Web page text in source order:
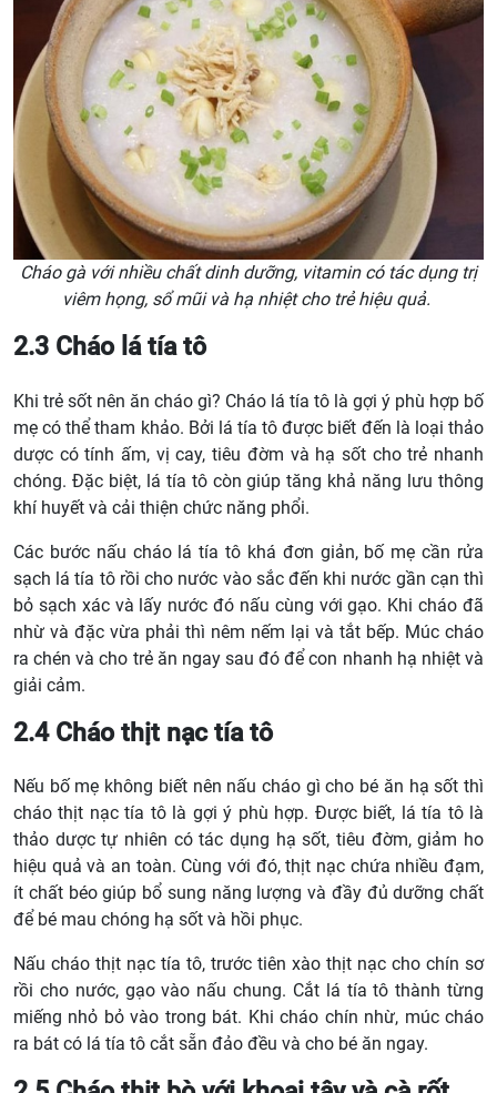
Cháo gà với nhiều chất dinh dưỡng, vitamin có tác dụng trị
viêm họng, sổ mũi và hạ nhiệt cho trẻ hiệu quả.
2.3 Cháo lá tía tô
Khi trẻ sốt nên ăn cháo gì? Cháo lá tía tô là gợi ý phù hợp bố
mẹ có thể tham khảo. Bởi lá tía tô được biết đến là loại thảo
dược có tính ấm, vị cay, tiêu đờm và hạ sốt cho trẻ nhanh
chóng. Đặc biệt, lá tía tô còn giúp tăng khả năng lưu thông
khí huyết và cải thiện chức năng phổi.
Các bước nấu cháo lá tía tô khá đơn giản, bố mẹ cần rửa
sạch lá tía tô rồi cho nước vào sắc đến khi nước gần cạn thì
bỏ sạch xác và lấy nước đó nấu cùng với gạo. Khi cháo đã
nhừ và đặc vừa phải thì nêm nếm lại và tắt bếp. Múc cháo
ra chén và cho trẻ ăn ngay sau đó để con nhanh hạ nhiệt và
giải cảm.
2.4 Cháo thịt nạc tía tô
Nếu bố mẹ không biết nên nấu cháo gì cho bé ăn hạ sốt thì
cháo thịt nạc tía tô là gợi ý phù hợp. Được biết, lá tía tô là
thảo dược tự nhiên có tác dụng hạ sốt, tiêu đờm, giảm ho
hiệu quả và an toàn. Cùng với đó, thịt nạc chứa nhiều đạm,
ít chất béo giúp bổ sung năng lượng và đầy đủ dưỡng chất
để bé mau chóng hạ sốt và hồi phục.
Nấu cháo thịt nạc tía tô, trước tiên xào thịt nạc cho chín sơ
rồi cho nước, gạo vào nấu chung. Cắt lá tía tô thành từng
miếng nhỏ bỏ vào trong bát. Khi cháo chín nhừ, múc cháo
ra bát có lá tía tô cắt sẵn đảo đều và cho bé ăn ngay.